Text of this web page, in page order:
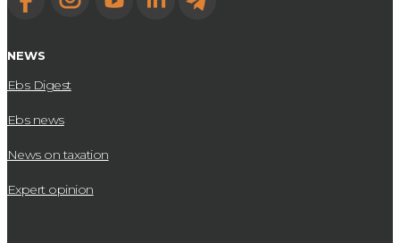
NEWS
Ebs Digest
Ebs news
News on taxation
Expert opinion